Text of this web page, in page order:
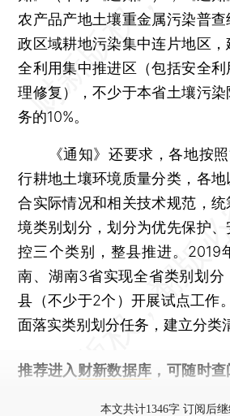
农产品产地土壤重金属污染普
政区域耕地污染集中连片地区
全利用集中推进区（包括安全
理修复），不少于本省土壤污
务的10%。
《通知》还要求，各地按照
行耕地土壤环境质量分类，各
合实际情况和相关技术规范，
境类别划分，划分为优先保护
控三个类别，整县推进。2019
南、湖南3省实现全省类别划分
县（不少于2个）开展试点工作
面落实类别划分任务，建立分类
推荐进入 财新数据库 ，可随时
本文共计1346字 订阅后